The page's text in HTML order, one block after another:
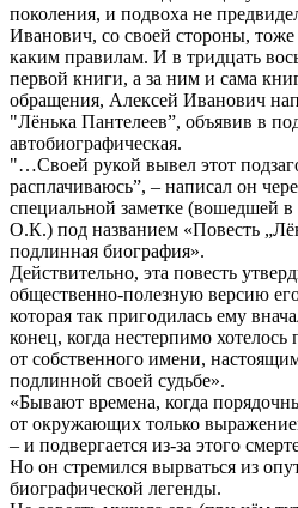
поколения, и подвоха не
Иванович, со своей стороны, тоже
каким правилам. И в тридцать
первой книги, а за ним и сама
обращения, Алексей Иванович
"Лёнька Пантелеев”, объявив в
автобиографическая.
"…Своей рукой вывел этот
расплачиваюсь”, – написал он
специальной заметке (вошедшей
О.К.) под названием «Повесть
подлинная биография».
Действительно, эта повесть
общественно-полезную версию
которая так пригодилась ему
конец, когда нестерпимо хотелось
от собственного имени,
подлинной своей судьбе».
«Бывают времена, когда
от окружающих только
– и подвергается из-за этого
Но он стремился вырваться из
биографической легенды.